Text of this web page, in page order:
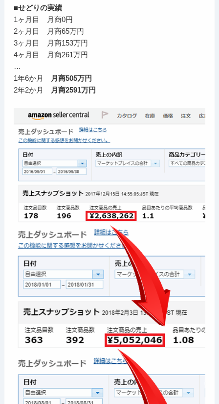
■せどりの実績
1ヶ月目 月商0円
2ヶ月目 月商65万円
3ヶ月目 月商153万円
4ヶ月目 月商261万円
…
1年6か月
月商505万円
2年2か月
月商2591万円